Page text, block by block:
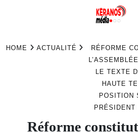
HOME ACTUALITÉ
RÉFORME
LE TEXTE
HAUTE
POSITION
Réforme